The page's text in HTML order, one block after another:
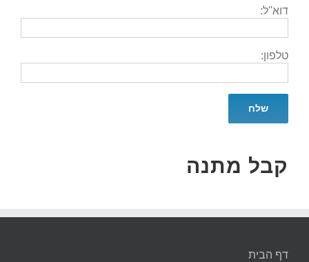
דוא''ל:
טלפון:
קבל מתנה
דף הבית